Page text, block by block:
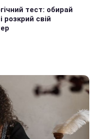
тест: обирай
свій